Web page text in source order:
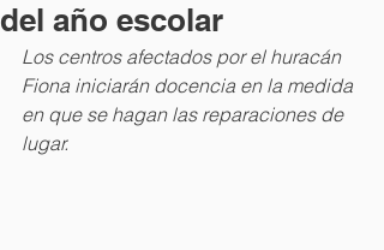
del año escolar
Los centros afectados por el huracán
Fiona iniciarán docencia en la medida
en que se hagan las reparaciones de
lugar.